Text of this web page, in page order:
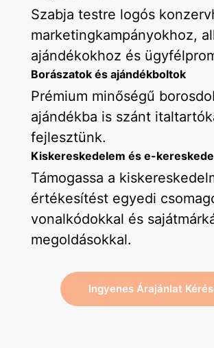
Szabja testre logós
marketingkampányokhoz,
ajándékokhoz és
Borászatok és ajándékboltok
Prémium minőségű
ajándékba is szánt
fejlesztünk.
Kiskereskedelem és e-
Támogassa a
értékesítést egyedi
vonalkódokkal és
megoldásokkal.
Ingyenes Árajánlat